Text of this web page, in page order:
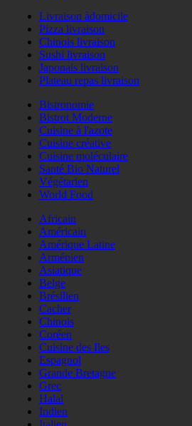
Livraison àdomicile
Pizza livraison
Chinois livraison
Sushi livraison
Japonais livraison
Plateau repas livraison
Bistronomie
Bistrot Moderne
Cuisine à l'azote
Cuisine créative
Cuisine moléculaire
Santé Bio Naturel
Végétarien
World Food
Africain
Américain
Amérique Latine
Arménien
Asiatique
Belge
Brésilien
Cacher
Chinois
Coréen
Cuisine des Iles
Espagnol
Grande Bretagne
Grec
Halal
Indien